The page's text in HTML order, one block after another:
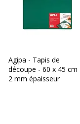
Agipa - Tapis de
découpe - 60 x 45 cm
2 mm épaisseur